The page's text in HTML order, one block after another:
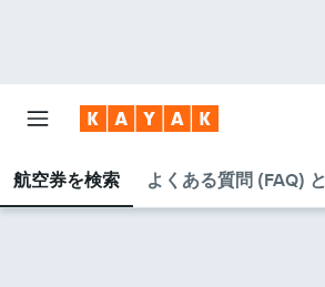
航空券を検索 よくある質問 (FAQ)